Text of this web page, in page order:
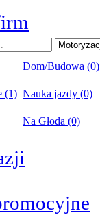
Dom/Budowa (0)
(1) Nauka jazdy (0)
Na Głoda (0)